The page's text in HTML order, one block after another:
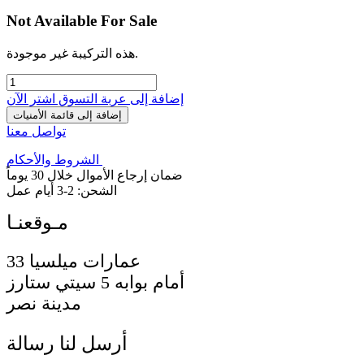
Not Available For Sale
هذه التركيبة غير موجودة.
إضافة إلى عربة التسوق اشترِ الآن
إضافة إلى قائمة الأمنيات
تواصل معنا
الشروط والأحكام
ضمان إرجاع الأموال خلال 30 يوماً
الشحن: 2-3 أيام عمل
أمام بوابه 5 سيتي ستارز
مدينة نصر
أرسل لنا رسالة